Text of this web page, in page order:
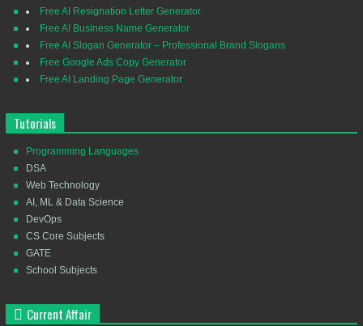
Free AI Resignation Letter Generator
Free AI Business Name Generator
Free AI Slogan Generator – Professional Brand Slogans
Free Google Ads Copy Generator
Free AI Landing Page Generator
Tutorials
Programming Languages
DSA
Web Technology
AI, ML & Data Science
DevOps
CS Core Subjects
GATE
School Subjects
Current Affair